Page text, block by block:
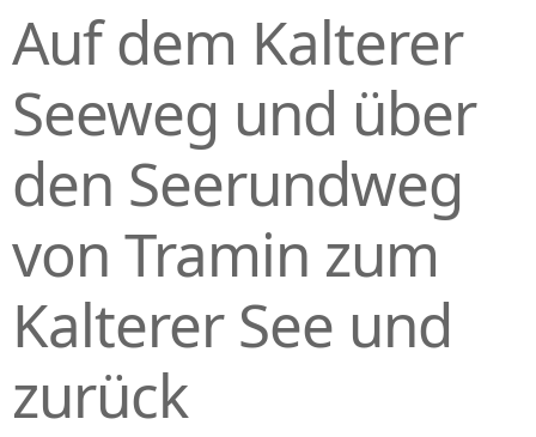
Auf dem Kalterer
Seeweg und über
den Seerundweg
von Tramin zum
Kalterer See und
zurück